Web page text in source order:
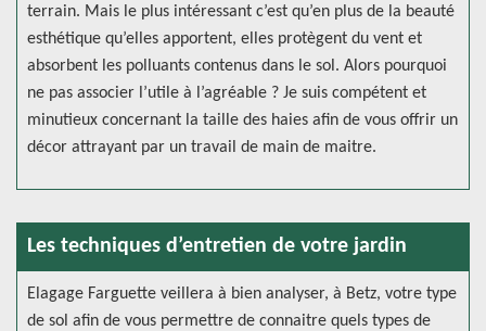
terrain. Mais le plus intéressant c’est qu’en plus de la beauté
esthétique qu’elles apportent, elles protègent du vent et
absorbent les polluants contenus dans le sol. Alors pourquoi
ne pas associer l’utile à l’agréable ? Je suis compétent et
minutieux concernant la taille des haies afin de vous offrir un
décor attrayant par un travail de main de maitre.
Les techniques d’entretien de votre jardin
Elagage Farguette veillera à bien analyser, à Betz, votre type
de sol afin de vous permettre de connaitre quels types de